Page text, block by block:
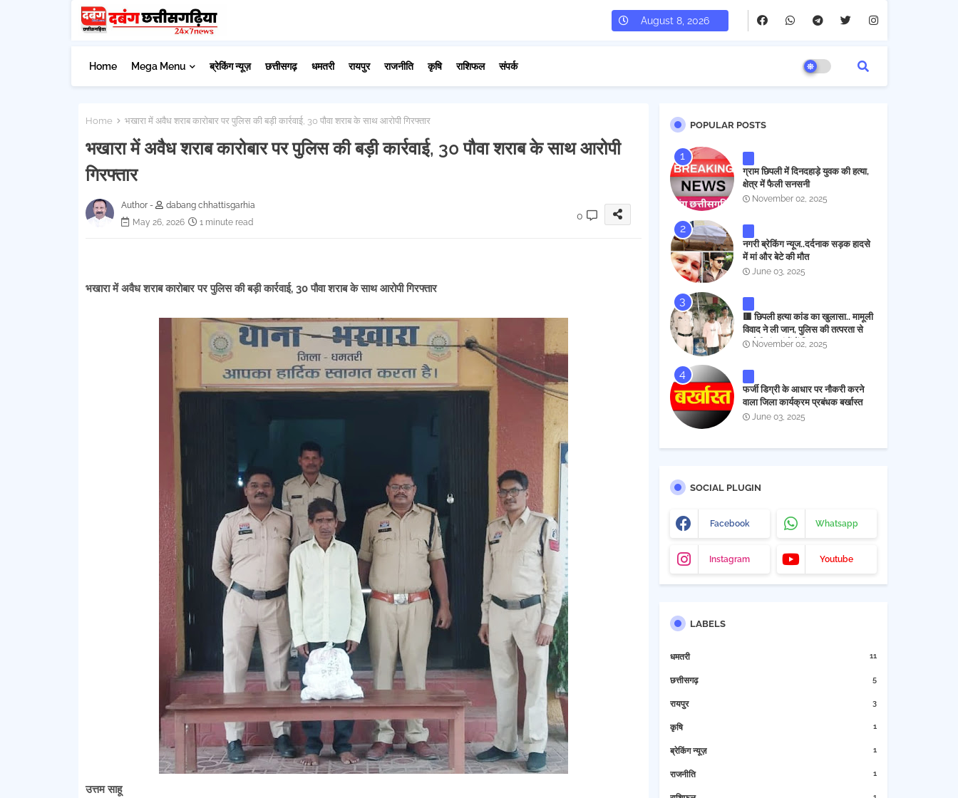
August 8, 2026
Home Mega Menu ब्रेकिंग न्यूज़ छत्तीसगढ़ धमतरी रायपुर राजनीति कृषि राशिफल संपर्क
Home भखारा में अवैध शराब कारोबार पर पुलिस की बड़ी कार्रवाई, 30 पौवा शराब के साथ आरोपी गिरफ्तार
भखारा में अवैध शराब कारोबार पर पुलिस की बड़ी कार्रवाई, 30 पौवा शराब के साथ आरोपी
गिरफ्तार
Author -
dabang chhattisgarhia
May 26, 2026
1 minute read
0
भखारा में अवैध शराब कारोबार पर पुलिस की बड़ी कार्रवाई, 30 पौवा शराब के साथ आरोपी गिरफ्तार
उत्तम साहू
POPULAR POSTS
ग्राम छिपली में दिनदहाड़े युवक की हत्या,
क्षेत्र में फैली सनसनी
November 02, 2025
नगरी ब्रेकिंग न्यूज..दर्दनाक सड़क हादसे
में मां और बेटे की मौत
June 03, 2025
🟥 छिपली हत्या कांड का खुलासा.. मामूली
विवाद ने ली जान, पुलिस की तत्परता से
आरोपी चंद घंटों में गिरफ्तार
November 02, 2025
फर्जी डिग्री के आधार पर नौकरी करने
वाला जिला कार्यक्रम प्रबंधक बर्खास्त
June 03, 2025
SOCIAL PLUGIN
Facebook Whatsapp
Instagram Youtube
LABELS
धमतरी 11
छत्तीसगढ़ 5
रायपुर 3
कृषि 1
ब्रेकिंग न्यूज़ 1
राजनीति 1